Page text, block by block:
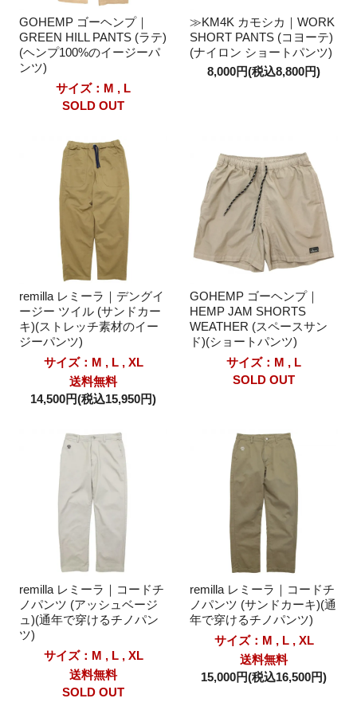
GOHEMP ゴーヘンプ｜
GREEN HILL PANTS (ラテ)
(ヘンプ100%のイージーパ
ンツ)
サイズ：M , L
SOLD OUT
≫KM4K カモシカ｜WORK
SHORT PANTS (コヨーテ)
(ナイロン ショートパンツ)
8,000円(税込8,800円)
remilla レミーラ｜デングイ
ージー ツイル (サンドカー
キ)(ストレッチ素材のイー
ジーパンツ)
サイズ：M , L , XL
送料無料
14,500円(税込15,950円)
GOHEMP ゴーヘンプ｜
HEMP JAM SHORTS
WEATHER (スペースサン
ド)(ショートパンツ)
サイズ：M , L
SOLD OUT
remilla レミーラ｜コードチ
ノパンツ (アッシュベージ
ュ)(通年で穿けるチノパン
ツ)
サイズ：M , L , XL
送料無料
SOLD OUT
remilla レミーラ｜コードチ
ノパンツ (サンドカーキ)(通
年で穿けるチノパンツ)
サイズ：M , L , XL
送料無料
15,000円(税込16,500円)